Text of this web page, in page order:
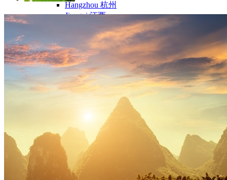
Hangzhou 杭州
Jiangxi 江西
Montagnes Jaunes
Shandong 山东
Shanghai 上海
Suzhou 苏州
Nord Ouest
Gansu 甘肃
Dunhuang – 敦煌
Jiayuguan – 嘉峪关
Xi’an 西安市
Xinjiang 新疆
Kashgar
Turpan
Sud Est
Canton 广州
Fujian 福建